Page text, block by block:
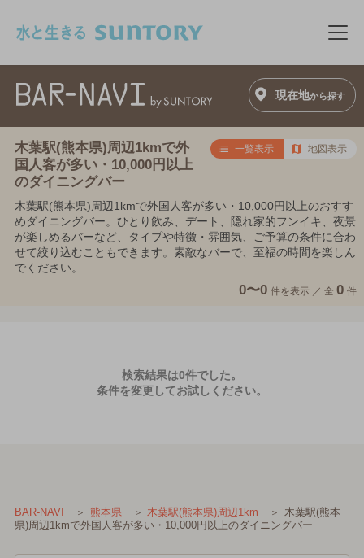
メ
現在地から探す
木葉駅(熊本県)周辺1kmで外
国人客が多い・10,000円以上
のダイニングバー
一覧表示 地図表示
木葉駅(熊本県)周辺1kmで外国人客が多い・10,000円以上のおすす
めダイニングバー。ひとり飲み、デート、隠れ家的フンイキ、夜景
が楽しめるバーなど、タイプや特徴・雰囲気、ご予算の条件に合わ
せて絞り込むこともできます。素敵なバーで、至福の時間を楽しん
でください。
0〜0 件を表示 ／ 全 0 件
検索結果は0件でした。
条件を変更してお試しください。
BAR-NAVI 熊本県 木葉駅(熊本県)周辺1km
木葉駅(熊本
県)周辺1kmで外国人客が多い・10,000円以上のダイニングバー